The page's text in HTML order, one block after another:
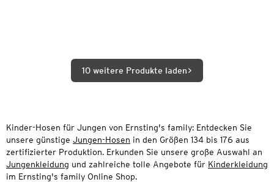
10 weitere Produkte laden
Kinder-Hosen für Jungen von Ernsting's family: Entdecken Sie
unsere günstige Jungen-Hosen in den Größen 134 bis 176 aus
zertifizierter Produktion. Erkunden Sie unsere große Auswahl an
Jungenkleidung und zahlreiche tolle Angebote für Kinderkleidung
im Ernsting's family Online Shop.